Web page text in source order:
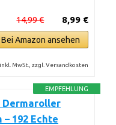
8,99 €
14,99 €
Bei Amazon ansehen
MwSt., zzgl. Versandkosten
EMPFEHLUNG
Dermaroller
– 192 Echte